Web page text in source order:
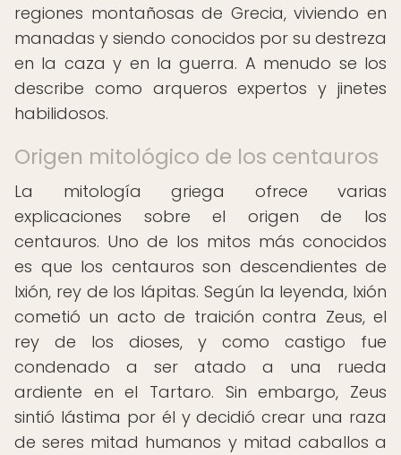
regiones montañosas de Grecia, viviendo en
manadas y siendo conocidos por su destreza
en la caza y en la guerra. A menudo se los
describe como arqueros expertos y jinetes
habilidosos.
Origen mitológico de los centauros
La mitología griega ofrece varias
explicaciones sobre el origen de los
centauros. Uno de los mitos más conocidos
es que los centauros son descendientes de
Ixión, rey de los lápitas. Según la leyenda, Ixión
cometió un acto de traición contra Zeus, el
rey de los dioses, y como castigo fue
condenado a ser atado a una rueda
ardiente en el Tartaro. Sin embargo, Zeus
sintió lástima por él y decidió crear una raza
de seres mitad humanos y mitad caballos a